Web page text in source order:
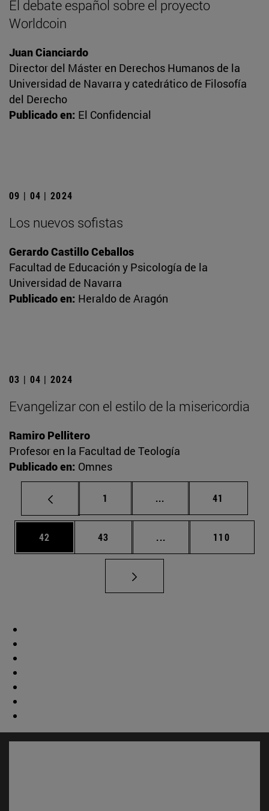
El debate español sobre el proyecto
Worldcoin
Juan Cianciardo
Director del Máster en Derechos Humanos de la
Universidad de Navarra y catedrático de Filosofía
del Derecho
Publicado en: El Confidencial
09 | 04 | 2024
Los nuevos sofistas
Gerardo Castillo Ceballos
Facultad de Educación y Psicología de la
Universidad de Navarra
Publicado en: Heraldo de Aragón
03 | 04 | 2024
Evangelizar con el estilo de la misericordia
Ramiro Pellitero
Profesor en la Facultad de Teología
Publicado en: Omnes
Página
1 ... Páginas intermedias
Página
41
Página
42 Página
43 ... Páginas intermedias
Página
110